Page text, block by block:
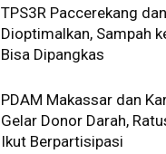
TPS3R Paccerekang
Dioptimalkan, Sampah
Bisa Dipangkas
PDAM Makassar dan
Gelar Donor Darah,
Ikut Berpartisipasi